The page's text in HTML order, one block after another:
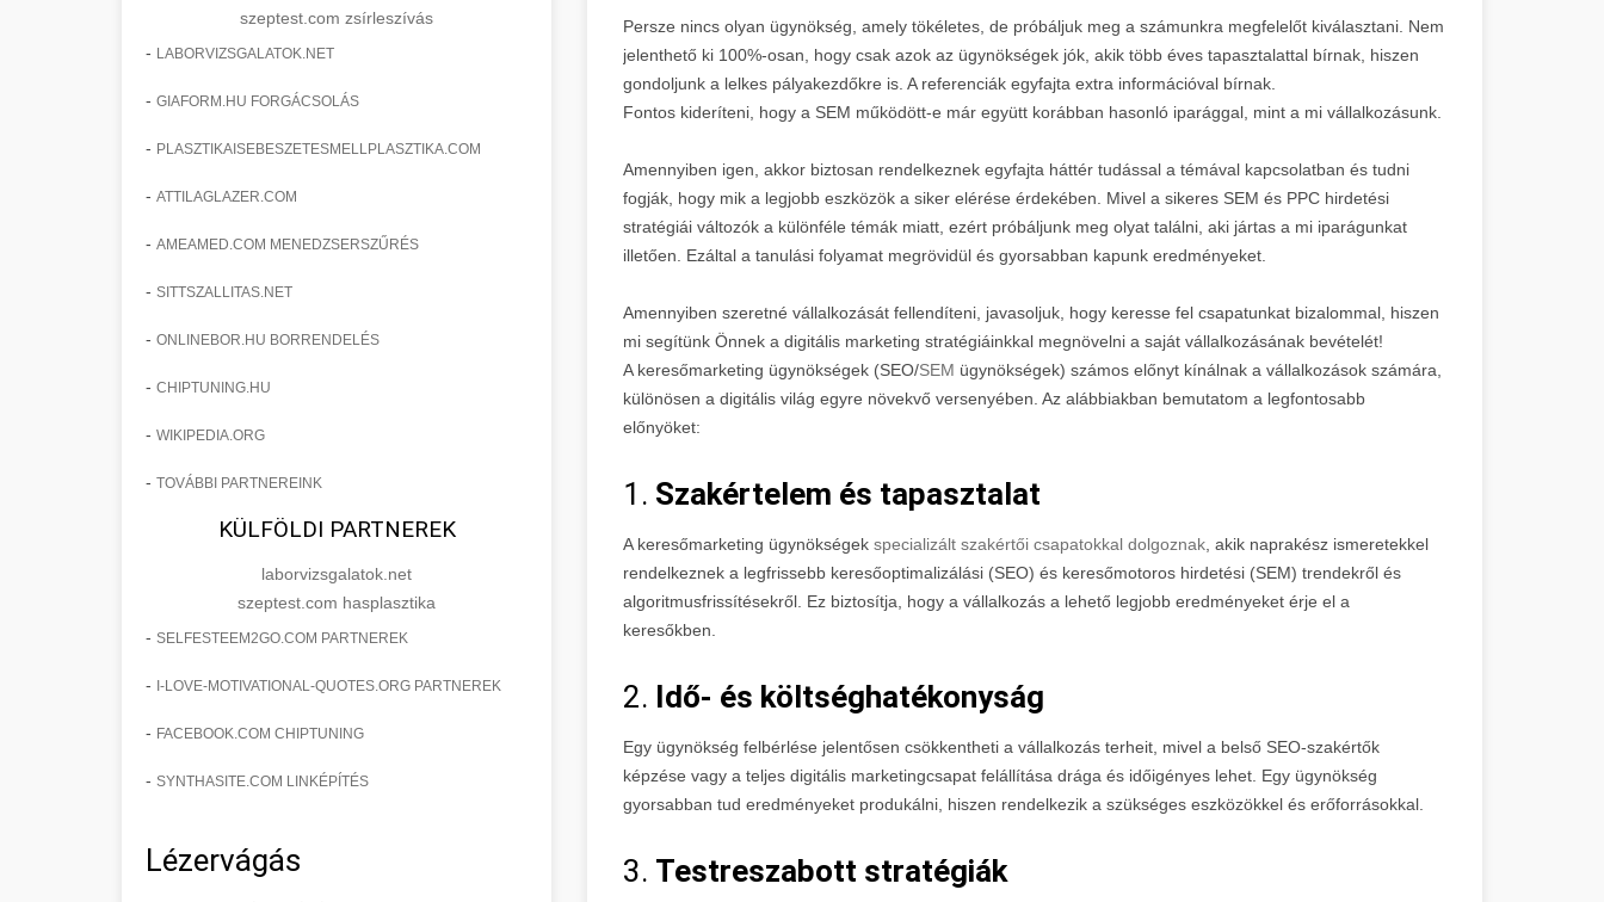
szeptest.com zsírleszívás
- LABORVIZSGALATOK.NET
- GIAFORM.HU FORGÁCSOLÁS
- PLASZTIKAISEBESZETESMELLPLASZTIKA.COM
- ATTILAGLAZER.COM
- AMEAMED.COM MENEDZSERSZŰRÉS
- SITTSZALLITAS.NET
- ONLINEBOR.HU BORRENDELÉS
- CHIPTUNING.HU
- WIKIPEDIA.ORG
- TOVÁBBI PARTNEREINK
KÜLFÖLDI PARTNEREK
laborvizsgalatok.net
szeptest.com hasplasztika
- SELFESTEEM2GO.COM PARTNEREK
- I-LOVE-MOTIVATIONAL-QUOTES.ORG PARTNEREK
- FACEBOOK.COM CHIPTUNING
- SYNTHASITE.COM LINKÉPÍTÉS
Lézervágás
Persze nincs olyan ügynökség, amely tökéletes, de próbáljuk meg a számunkra megfelelőt kiválasztani. Nem
jelenthető ki 100%-osan, hogy csak azok az ügynökségek jók, akik több éves tapasztalattal bírnak, hiszen
gondoljunk a lelkes pályakezdőkre is. A referenciák egyfajta extra információval bírnak.
Fontos kideríteni, hogy a SEM működött-e már együtt korábban hasonló iparággal, mint a mi vállalkozásunk.
Amennyiben igen, akkor biztosan rendelkeznek egyfajta háttér tudással a témával kapcsolatban és tudni
fogják, hogy mik a legjobb eszközök a siker elérése érdekében. Mivel a sikeres SEM és PPC hirdetési
stratégiái változók a különféle témák miatt, ezért próbáljunk meg olyat találni, aki jártas a mi iparágunkat
illetően. Ezáltal a tanulási folyamat megrövidül és gyorsabban kapunk eredményeket.
Amennyiben szeretné vállalkozását fellendíteni, javasoljuk, hogy keresse fel csapatunkat bizalommal, hiszen
mi segítünk Önnek a digitális marketing stratégiáinkkal megnövelni a saját vállalkozásának bevételét!
A keresőmarketing ügynökségek (SEO/SEM ügynökségek) számos előnyt kínálnak a vállalkozások számára,
különösen a digitális világ egyre növekvő versenyében. Az alábbiakban bemutatom a legfontosabb
előnyöket:
1. Szakértelem és tapasztalat
A keresőmarketing ügynökségek specializált szakértői csapatokkal dolgoznak , akik naprakész ismeretekkel
rendelkeznek a legfrissebb keresőoptimalizálási (SEO) és keresőmotoros hirdetési (SEM) trendekről és
algoritmusfrissítésekről. Ez biztosítja, hogy a vállalkozás a lehető legjobb eredményeket érje el a
keresőkben.
2. Idő- és költséghatékonyság
Egy ügynökség felbérlése jelentősen csökkentheti a vállalkozás terheit, mivel a belső SEO-szakértők
képzése vagy a teljes digitális marketingcsapat felállítása drága és időigényes lehet. Egy ügynökség
gyorsabban tud eredményeket produkálni, hiszen rendelkezik a szükséges eszközökkel és erőforrásokkal.
3. Testreszabott stratégiák